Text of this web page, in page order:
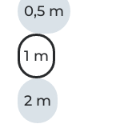
0,5 m
1 m
2 m